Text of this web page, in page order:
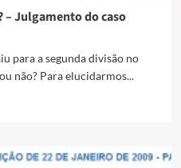
– Julgamento do caso
para a segunda divisão no
não? Para elucidarmos...